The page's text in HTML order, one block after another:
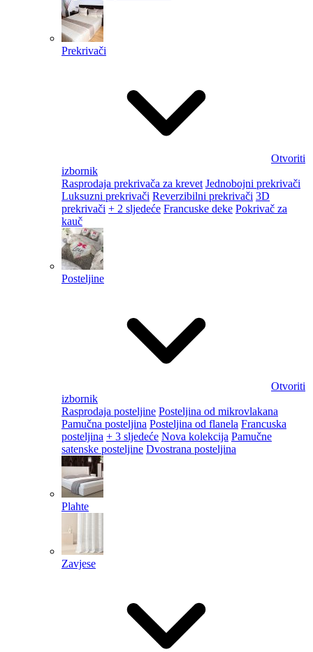
Prekrivači
Otvoriti
izbornik
Rasprodaja prekrivača za krevet Jednobojni prekrivači
Luksuzni prekrivači Reverzibilni prekrivači 3D
prekrivači + 2 sljedeće Francuske deke Pokrivač za
kauč
Posteljine
Otvoriti
izbornik
Rasprodaja posteljine Posteljina od mikrovlakana
Pamučna posteljina Posteljina od flanela Francuska
posteljina + 3 sljedeće Nova kolekcija Pamučne
satenske posteljine Dvostrana posteljina
Plahte
Zavjese